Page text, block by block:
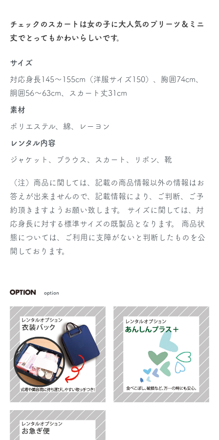
チェックのスカートは女の子に大人気のプリーツ＆ミニ
丈でとってもかわいらしいです。
サイズ
対応身長145～155cm（洋服サイズ150）、胸囲74cm、
胴囲56～63cm、スカート丈31cm
素材
ポリエステル、綿、レーヨン
レンタル内容
ジャケット、ブラウス、スカート、リボン、靴
（注）商品に関しては、記載の商品情報以外の情報はお
答えが出来ませんので、記載情報により、ご判断、ご予
約頂きますようお願い致します。 サイズに関しては、対
応身長に対する標準サイズの既製品となります。 商品状
態については、ご利用に支障がないと判断したものを公
開しております。
option